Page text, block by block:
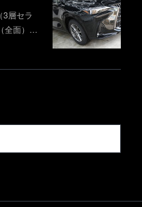
3層セラ
全面）…